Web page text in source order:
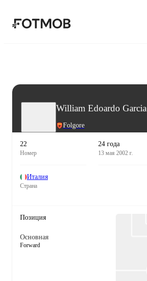
William Edoardo Garcia
Folgore
22
Номер
24 года
13 мая 2002 г.
Италия
Страна
Позиция
Основная
Forward